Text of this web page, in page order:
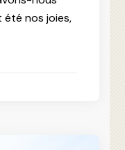
été nos joies,